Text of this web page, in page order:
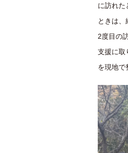
に訪れた
ときは、
2度目の
支援に取
を現地で